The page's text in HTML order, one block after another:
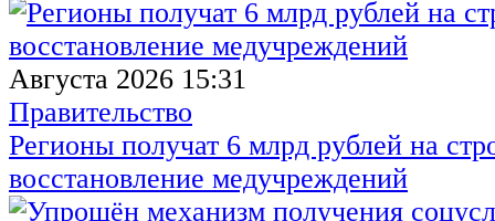
Августа 2026 15:31
Правительство
Регионы получат 6 млрд рублей на
восстановление медучреждений